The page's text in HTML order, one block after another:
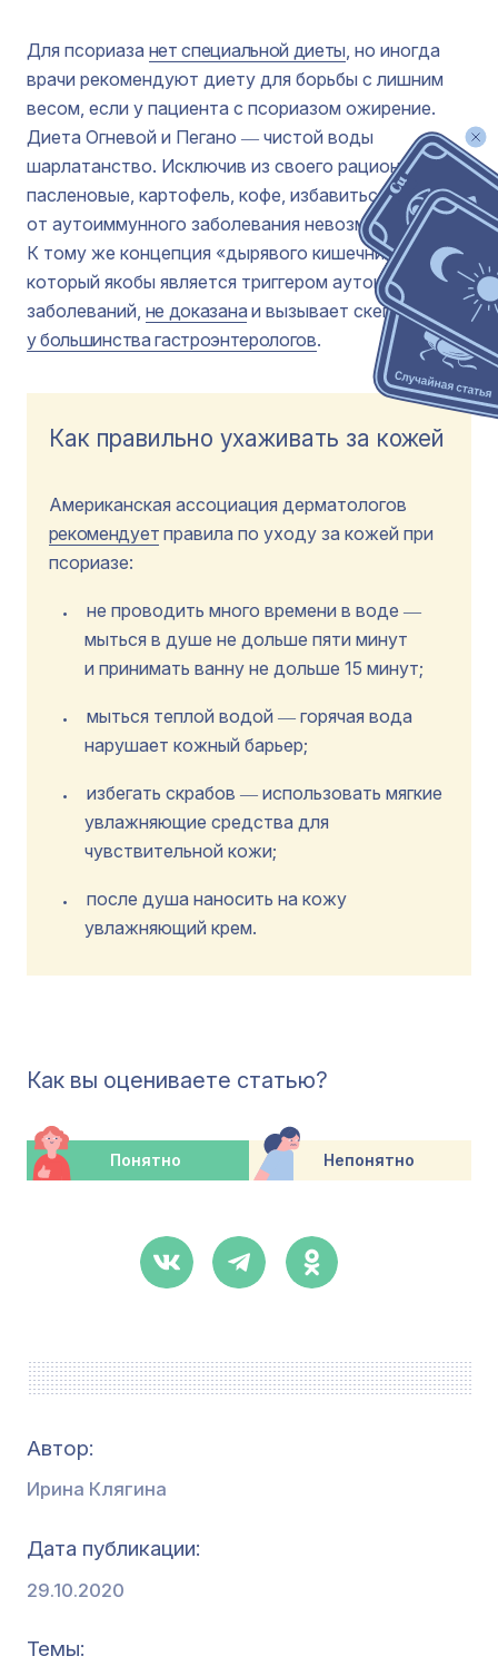
Для псориаза нет специальной диеты, но иногда
врачи рекомендуют диету для борьбы с лишним
весом, если у пациента с псориазом ожирение.
Диета Огневой и Пегано ― чистой воды
шарлатанство. Исключив из своего рациона
пасленовые, картофель, кофе, избавиться
от аутоиммунного заболевания невозможно.
К тому же концепция «дырявого кишечника»,
который якобы является триггером аутоиммунных
заболеваний, не доказана и вызывает скепсис
у большинства гастроэнтерологов.
Как правильно ухаживать за кожей
Американская ассоциация дерматологов
рекомендует правила по уходу за кожей при
псориазе:
не проводить много времени в воде ―
мыться в душе не дольше пяти минут
и принимать ванну не дольше 15 минут;
мыться теплой водой ― горячая вода
нарушает кожный барьер;
избегать скрабов ― использовать мягкие
увлажняющие средства для
чувствительной кожи;
после душа наносить на кожу
увлажняющий крем.
Как вы оцениваете статью?
Понятно Непонятно
Автор:
Ирина Клягина
Дата публикации
29.10.2020
Темы